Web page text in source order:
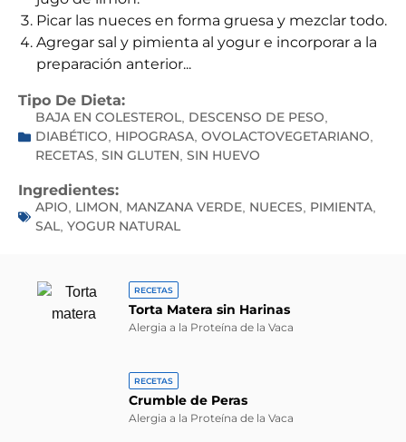
Picar las nueces en forma gruesa y mezclar todo.
Agregar sal y pimienta al yogur e incorporar a la
preparación anterior...
Tipo De Dieta:
BAJA EN COLESTEROL DESCENSO DE PESO
DIABÉTICO HIPOGRASA OVOLACTOVEGETARIANO
RECETAS SIN GLUTEN SIN HUEVO
Ingredientes:
APIO LIMON MANZANA VERDE NUECES PIMIENTA
SAL YOGUR NATURAL
RECETAS
Torta Matera sin Harinas
Alergia a la Proteína de la Vaca
RECETAS
Crumble de Peras
Alergia a la Proteína de la Vaca